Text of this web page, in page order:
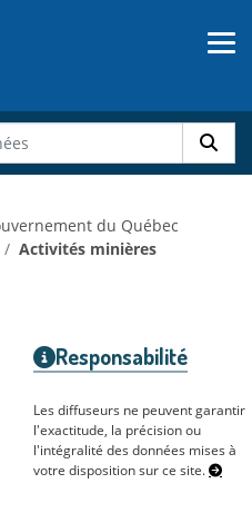
du Québec
Activités minières
Responsabilité
Les diffuseurs ne peuvent garantir
l'exactitude, la précision ou
l'intégralité des données mises à
votre disposition sur ce site.